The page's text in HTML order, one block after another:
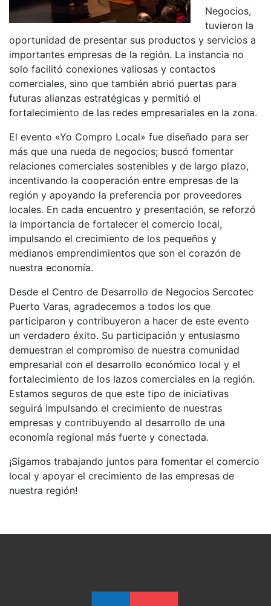
Negocios,
tuvieron la
oportunidad de presentar sus productos y servicios a
importantes empresas de la región. La instancia no
solo facilitó conexiones valiosas y contactos
comerciales, sino que también abrió puertas para
futuras alianzas estratégicas y permitió el
fortalecimiento de las redes empresariales en la zona.
El evento «Yo Compro Local» fue diseñado para ser
más que una rueda de negocios; buscó fomentar
relaciones comerciales sostenibles y de largo plazo,
incentivando la cooperación entre empresas de la
región y apoyando la preferencia por proveedores
locales. En cada encuentro y presentación, se reforzó
la importancia de fortalecer el comercio local,
impulsando el crecimiento de los pequeños y
medianos emprendimientos que son el corazón de
nuestra economía.
Desde el Centro de Desarrollo de Negocios Sercotec
Puerto Varas, agradecemos a todos los que
participaron y contribuyeron a hacer de este evento
un verdadero éxito. Su participación y entusiasmo
demuestran el compromiso de nuestra comunidad
empresarial con el desarrollo económico local y el
fortalecimiento de los lazos comerciales en la región.
Estamos seguros de que este tipo de iniciativas
seguirá impulsando el crecimiento de nuestras
empresas y contribuyendo al desarrollo de una
economía regional más fuerte y conectada.
¡Sigamos trabajando juntos para fomentar el comercio
local y apoyar el crecimiento de las empresas de
nuestra región!